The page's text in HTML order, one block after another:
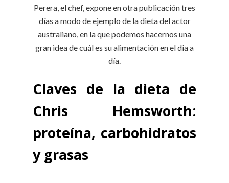
Perera, el chef, expone en otra publicación tres
días a modo de ejemplo de la dieta del actor
australiano, en la que podemos hacernos una
gran idea de cuál es su alimentación en el día a
día.
Claves de la dieta de
Chris Hemsworth:
proteína, carbohidratos
y grasas